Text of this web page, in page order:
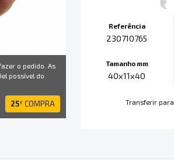
o pedido. As
possível do
25€ COMPRA
Referência
230710765
Tamanho mm
40x11x40
Transferir para